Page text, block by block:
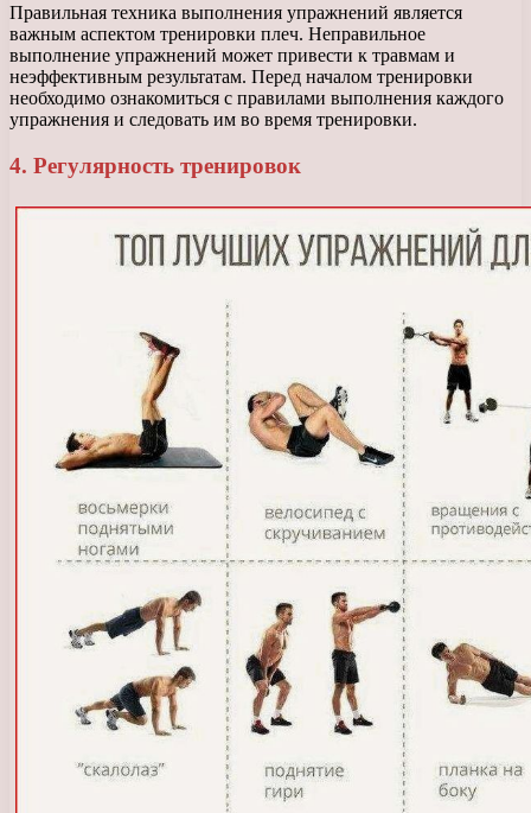
Правильная техника выполнения упражнений является
важным аспектом тренировки плеч. Неправильное
выполнение упражнений может привести к травмам и
неэффективным результатам. Перед началом тренировки
необходимо ознакомиться с правилами выполнения каждого
упражнения и следовать им во время тренировки.
4. Регулярность тренировок